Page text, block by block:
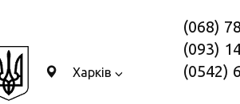
Харків
(068)
(093)
(0542)